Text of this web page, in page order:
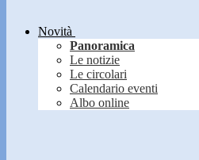
Novità
Panoramica
Le notizie
Le circolari
Calendario eventi
Albo online